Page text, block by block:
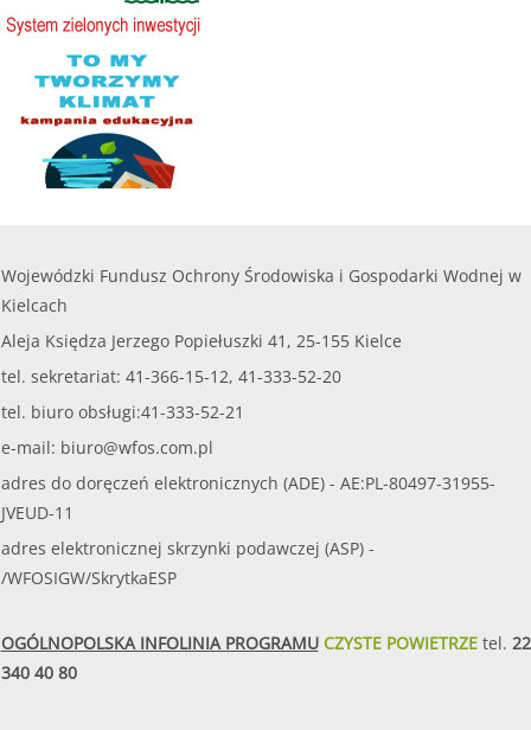
Wojewódzki Fundusz Ochrony Środowiska i Gospodarki Wodnej w
Kielcach
Aleja Księdza Jerzego Popiełuszki 41, 25-155 Kielce
tel. sekretariat: 41-366-15-12, 41-333-52-20
tel. biuro obsługi:41-333-52-21
e-mail: biuro@wfos.com.pl
adres do doręczeń elektronicznych (ADE) - AE:PL-80497-31955-
JVEUD-11
adres elektronicznej skrzynki podawczej (ASP) -
/WFOSIGW/SkrytkaESP
OGÓLNOPOLSKA INFOLINIA PROGRAMUCZYSTE POWIETRZEtel. 22
340 40 80